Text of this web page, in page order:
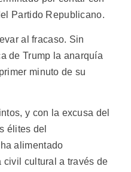
Partido Republicano.
al fracaso. Sin
de Trump la anarquía
minuto de su
y con la excusa del
élites del
alimentado
civil cultural a través de